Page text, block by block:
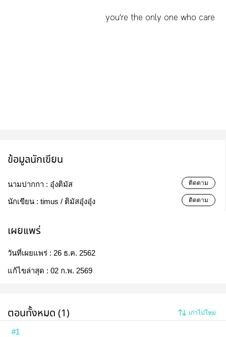
you're the only one who care
ข้อมูลนักเขียน
นามปากกา : อุ๋งติมัส ติดตาม
นักเขียน : timus / ติมัสอุ๋งอุ๋ง ติดตาม
เผยแพร่
วันที่เผยแพร่ : 26 ธ.ค. 2562
แก้ไขล่าสุด : 02 ก.พ. 2569
ตอนทั้งหมด (1) เก่าไปใหม่
#1